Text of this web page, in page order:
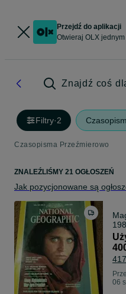
Przejdź do aplikacji
Otwieraj OLX
Znajdź coś
Filtry·2
Czasopisma Przeźmierowo
ZNALEŹLIŚMY 21 OGŁOSZEŃ
Jak pozycjonowane są
06